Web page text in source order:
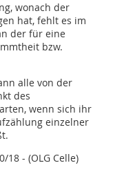
wonach der
hat, fehlt es im
der für eine
bzw.
alle von der
des
wenn sich ihr
einzelner
18 - (OLG Celle)